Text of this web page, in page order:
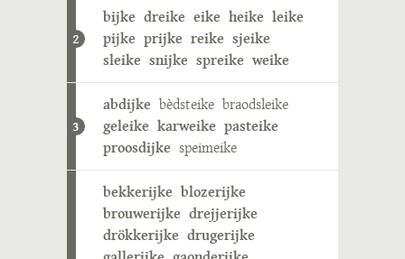
2
bijke dreike eike heike leike
pijke prijke reike sjeike
sleike snijke spreike weike
3
abdijke bèdsteike braodsleike
geleike karweike pasteike
proosdijke speimeike
bekkerijke blozerijke
brouwerijke drejjerijke
drökkerijke drugerijke